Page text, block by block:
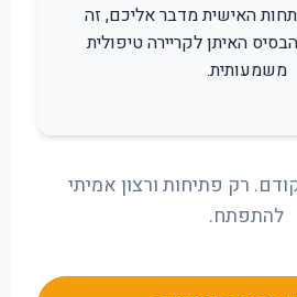
האישית מדבר אליכם, זה
האיתן לקריירה טיפולית
משמעותית.
קודם. רק פתיחות ורצון אמיתי
להתפתח.